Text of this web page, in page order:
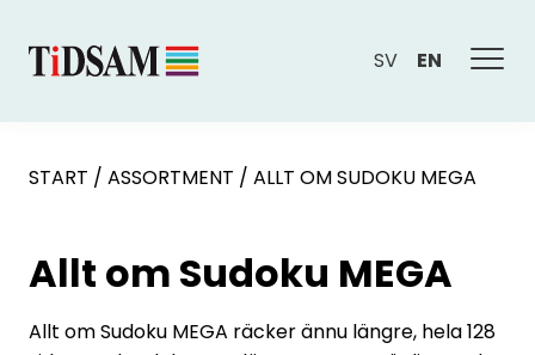
SV EN
START / ASSORTMENT / ALLT OM SUDOKU MEGA
Allt om Sudoku MEGA
Allt om Sudoku MEGA räcker ännu längre, hela 128